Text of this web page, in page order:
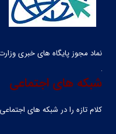
نماد مجوز پایگاه های خبری
شبکه های اجتماعی
کلام تازه را در شبکه ‌های